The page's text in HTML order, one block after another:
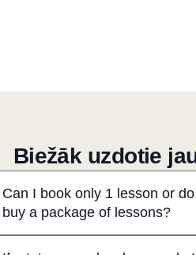
Biežāk uzdotie
Can I book only 1 lesson or
buy a package of lessons?